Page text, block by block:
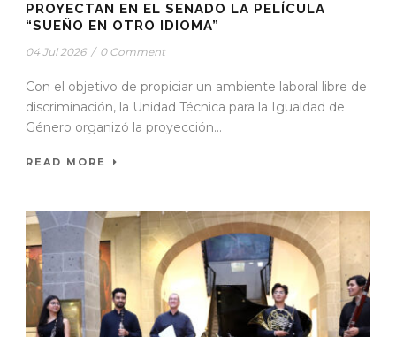
PROYECTAN EN EL SENADO LA PELÍCULA
“SUEÑO EN OTRO IDIOMA”
04 Jul 2026 / 0 Comment
Con el objetivo de propiciar un ambiente laboral libre de
discriminación, la Unidad Técnica para la Igualdad de
Género organizó la proyección...
READ MORE